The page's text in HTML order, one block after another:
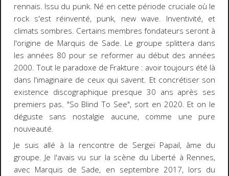
rennais. Issu du punk. Né en cette période cruciale où le
rock s'est réinventé, punk, new wave. Inventivité, et
climats sombres. Certains membres fondateurs seront à
l'origine de Marquis de Sade. Le groupe splittera dans
les années 80 pour se reformer au début des années
2000. Tout le paradoxe de Frakture : avoir toujours été là
dans l'imaginaire de ceux qui savent. Et concrétiser son
existence discographique presque 30 ans après ses
premiers pas. "So Blind To See", sort en 2020. Et on le
déguste sans nostalgie aucune, comme une pure
nouveauté.
Je suis allé à la rencontre de Sergeï Papail, âme du
groupe. Je l'avais vu sur la scène du Liberté à Rennes,
avec Marquis de Sade, en septembre 2017, lors du